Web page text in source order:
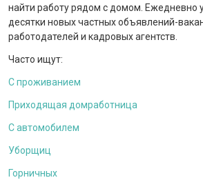
найти работу рядом с домом. Ежедневно
десятки новых частных объявлений-
работодателей и кадровых агентств.
Часто ищут:
С проживанием
Приходящая домработница
С автомобилем
Уборщиц
Горничных